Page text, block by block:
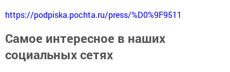
https://podpiska.pochta.ru/press/%D0%9F9511
Самое интересное в наших
социальных сетях